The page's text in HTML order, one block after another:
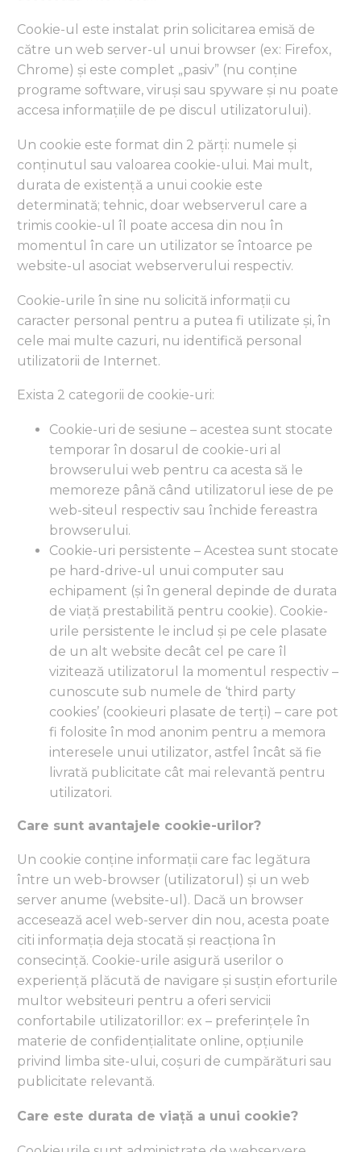
Cookie-ul este instalat prin solicitarea emisă de
către un web server-ul unui browser (ex: Firefox,
Chrome) și este complet „pasiv” (nu conține
programe software, viruși sau spyware și nu poate
accesa informațiile de pe discul utilizatorului).
Un cookie este format din 2 părți: numele și
conținutul sau valoarea cookie-ului. Mai mult,
durata de existență a unui cookie este
determinată; tehnic, doar webserverul care a
trimis cookie-ul îl poate accesa din nou în
momentul în care un utilizator se întoarce pe
website-ul asociat webserverului respectiv.
Cookie-urile în sine nu solicită informații cu
caracter personal pentru a putea fi utilizate și, în
cele mai multe cazuri, nu identifică personal
utilizatorii de Internet.
Exista 2 categorii de cookie-uri:
Cookie-uri de sesiune – acestea sunt stocate
temporar în dosarul de cookie-uri al
browserului web pentru ca acesta să le
memoreze până când utilizatorul iese de pe
web-siteul respectiv sau închide fereastra
browserului.
Cookie-uri persistente – Acestea sunt stocate
pe hard-drive-ul unui computer sau
echipament (și în general depinde de durata
de viață prestabilită pentru cookie). Cookie-
urile persistente le includ și pe cele plasate
de un alt website decât cel pe care îl
vizitează utilizatorul la momentul respectiv –
cunoscute sub numele de ‘third party
cookies’ (cookieuri plasate de terți) – care pot
fi folosite în mod anonim pentru a memora
interesele unui utilizator, astfel încât să fie
livrată publicitate cât mai relevantă pentru
utilizatori.
Care sunt avantajele cookie-urilor?
Un cookie conține informații care fac legătura
între un web-browser (utilizatorul) și un web
server anume (website-ul). Dacă un browser
accesează acel web-server din nou, acesta poate
citi informația deja stocată și reacționa în
consecință. Cookie-urile asigură userilor o
experiență plăcută de navigare și susțin eforturile
multor websiteuri pentru a oferi servicii
confortabile utilizatorillor: ex – preferințele în
materie de confidențialitate online, opțiunile
privind limba site-ului, coșuri de cumpărături sau
publicitate relevantă.
Care este durata de viață a unui cookie?